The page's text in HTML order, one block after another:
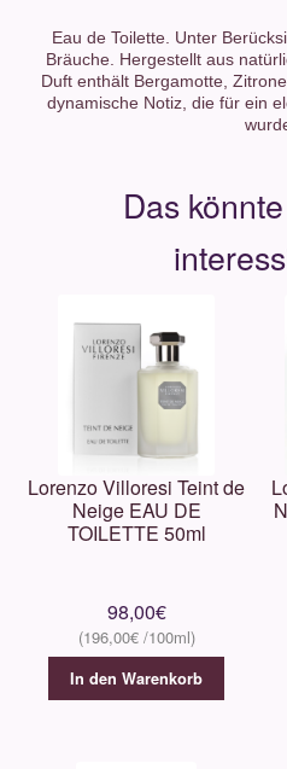
Eau de Toilette. Unter
Bräuche. Hergestellt aus
Duft enthält Bergamotte,
dynamische Notiz, die für ein
Lorenzo Villoresi Teint de
Neige EAU DE
TOILETTE 50ml
98,00€
196,00€
In den Warenkorb